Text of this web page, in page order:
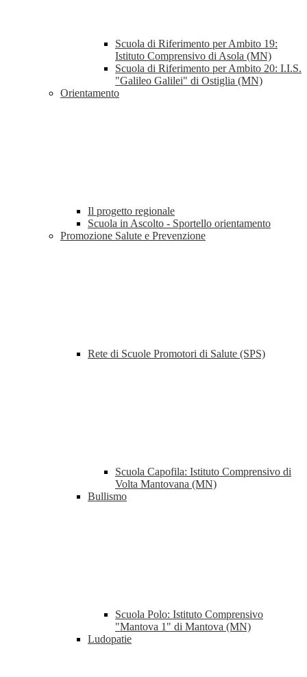
Scuola di Riferimento per Ambito 19:
Istituto Comprensivo di Asola (MN)
Scuola di Riferimento per Ambito 20: I.I.S.
"Galileo Galilei" di Ostiglia (MN)
Orientamento
Il progetto regionale
Scuola in Ascolto - Sportello orientamento
Promozione Salute e Prevenzione
Rete di Scuole Promotori di Salute (SPS)
Scuola Capofila: Istituto Comprensivo di
Volta Mantovana (MN)
Bullismo
Scuola Polo: Istituto Comprensivo
"Mantova 1" di Mantova (MN)
Ludopatie